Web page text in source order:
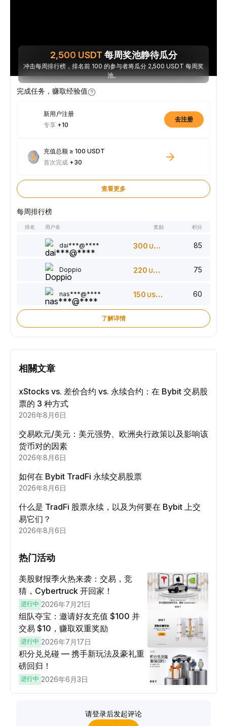
2,500 USDT 每周奖池静待瓜分
冲击每周排行榜，排名前 100 的参与者将瓜分 2,500 USDT 每周奖
池。
完成任务，赚取经验值
新用户注册
专享 +10
去注册
充值总额 ≥ 100 USDT
首次完成 +30
查看更多
每周排行榜
排名 用户名 奖励 积分
dai***@**** 300 USDT 85
Doppio 220 USDT 75
nas***@**** 150 USDT 60
了解详情
相關文章
xStocks vs. 差价合约 vs. 永续合约：在 Bybit 交易股
票的 3 种方式
2026年8月6日
交易欧元/美元：美元强势、欧洲央行政策以及影响该
货币对的因素
2026年8月6日
如何在 Bybit TradFi 永续交易股票
2026年8月6日
什么是 TradFi 股票永续，以及为何要在 Bybit 上交
易它们？
2026年8月6日
热门活动
美股财报季火热来袭：交易，竞
猜，Cybertruck 开回家！
进行中 2026年7月21日
组队夺宝：邀请好友充值 $100 并
交易 $10，赚取双重奖励
进行中 2026年7月17日
积分兑兑碰 — 携手新玩法及豪礼重
磅回归！
进行中 2026年6月3日
请登录后发起评论